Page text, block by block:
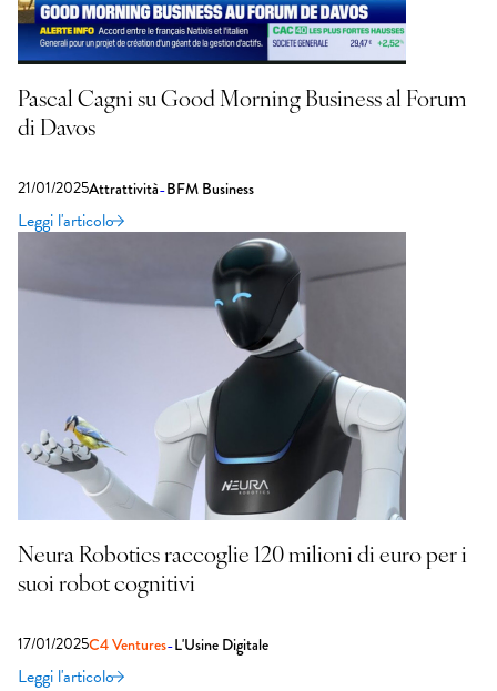
Pascal Cagni su Good Morning Business al Forum
di Davos
21/01/2025Attrattività-BFM Business
Leggi l'articolo
Neura Robotics raccoglie 120 milioni di euro per i
suoi robot cognitivi
17/01/2025C4 Ventures-L'Usine Digitale
Leggi l'articolo